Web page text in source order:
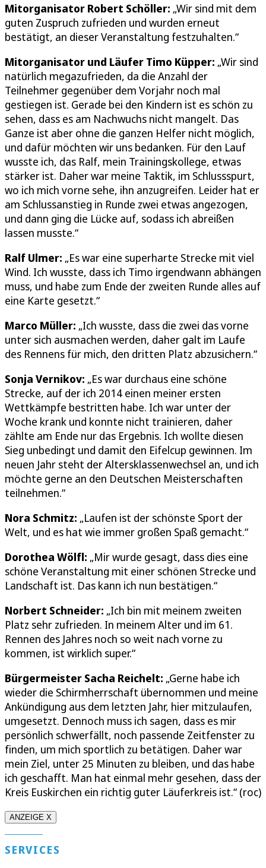
Mitorganisator Robert Schöller: „Wir sind mit dem
guten Zuspruch zufrieden und wurden erneut
bestätigt, an dieser Veranstaltung festzuhalten.“
Mitorganisator und Läufer Timo Küpper: „Wir sind
natürlich megazufrieden, da die Anzahl der
Teilnehmer gegenüber dem Vorjahr noch mal
gestiegen ist. Gerade bei den Kindern ist es schön zu
sehen, dass es am Nachwuchs nicht mangelt. Das
Ganze ist aber ohne die ganzen Helfer nicht möglich,
und dafür möchten wir uns bedanken. Für den Lauf
wusste ich, das Ralf, mein Trainingskollege, etwas
stärker ist. Daher war meine Taktik, im Schlussspurt,
wo ich mich vorne sehe, ihn anzugreifen. Leider hat er
am Schlussanstieg in Runde zwei etwas angezogen,
und dann ging die Lücke auf, sodass ich abreißen
lassen musste.“
Ralf Ulmer: „Es war eine superharte Strecke mit viel
Wind. Ich wusste, dass ich Timo irgendwann abhängen
muss, und habe zum Ende der zweiten Runde alles auf
eine Karte gesetzt.“
Marco Müller: „Ich wusste, dass die zwei das vorne
unter sich ausmachen werden, daher galt im Laufe
des Rennens für mich, den dritten Platz abzusichern.“
Sonja Vernikov: „Es war durchaus eine schöne
Strecke, auf der ich 2014 einen meiner ersten
Wettkämpfe bestritten habe. Ich war unter der
Woche krank und konnte nicht trainieren, daher
zählte am Ende nur das Ergebnis. Ich wollte diesen
Sieg unbedingt und damit den Eifelcup gewinnen. Im
neuen Jahr steht der Altersklassenwechsel an, und ich
möchte gerne an den Deutschen Meisterschaften
teilnehmen.“
Nora Schmitz: „Laufen ist der schönste Sport der
Welt, und es hat wie immer großen Spaß gemacht.“
Dorothea Wölfl: „Mir wurde gesagt, dass dies eine
schöne Veranstaltung mit einer schönen Strecke und
Landschaft ist. Das kann ich nun bestätigen.“
Norbert Schneider: „Ich bin mit meinem zweiten
Platz sehr zufrieden. In meinem Alter und im 61.
Rennen des Jahres noch so weit nach vorne zu
kommen, ist wirklich super.“
Bürgermeister Sacha Reichelt: „Gerne habe ich
wieder die Schirmherrschaft übernommen und meine
Ankündigung aus dem letzten Jahr, hier mitzulaufen,
umgesetzt. Dennoch muss ich sagen, dass es mir
persönlich schwerfällt, noch passende Zeitfenster zu
finden, um mich sportlich zu betätigen. Daher war
mein Ziel, unter 25 Minuten zu bleiben, und das habe
ich geschafft. Man hat einmal mehr gesehen, dass der
Kreis Euskirchen ein richtig guter Läuferkreis ist.“ (roc)
ANZEIGE X
SERVICES